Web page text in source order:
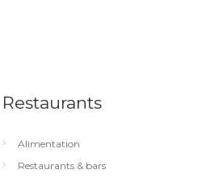
Restaurants
Alimentation
Restaurants & bars